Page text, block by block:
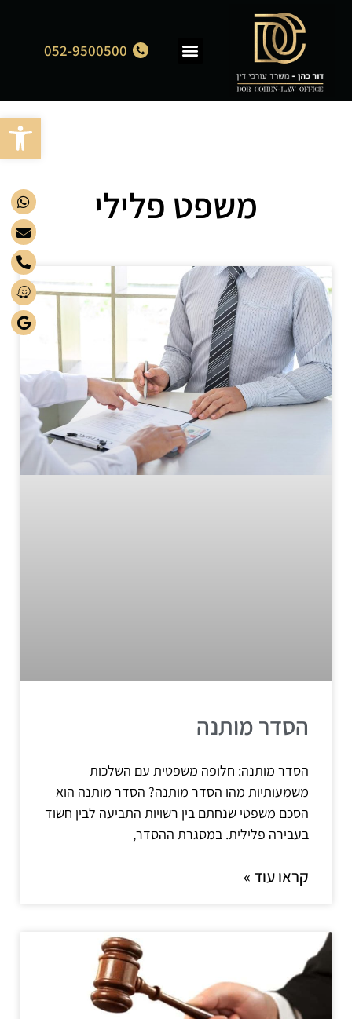
052-9500500
משפט פלילי
הסדר מותנה
הסדר מותנה: חלופה משפטית עם השלכות
משמעותיות מהו הסדר מותנה? הסדר מותנה הוא
הסכם משפטי שנחתם בין רשויות התביעה לבין חשוד
בעבירה פלילית. במסגרת ההסדר,
קראו עוד »
פתח